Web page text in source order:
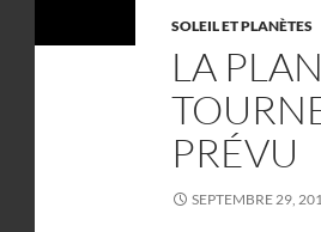
SOLEIL ET PLANÈTES
LA
PRÉVU
SEPTEMBRE 29,